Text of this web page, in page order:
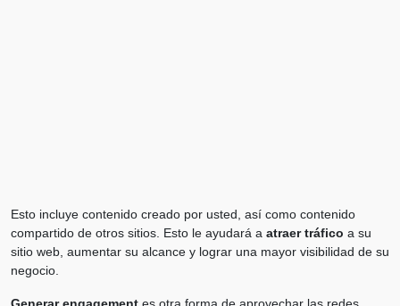
Esto incluye contenido creado por usted, así como contenido
compartido de otros sitios. Esto le ayudará a atraer tráfico a su
sitio web, aumentar su alcance y lograr una mayor visibilidad de su
negocio.